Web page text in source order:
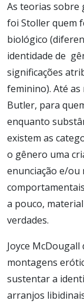
As teorias sobre
foi Stoller quem
biológico
identidade de
significações
feminino). Até as
Butler, para
enquanto
existem as
o gênero uma
enunciação e/ou
a pouco,
verdades.
Joyce
montagens
sustentar a
arranjos